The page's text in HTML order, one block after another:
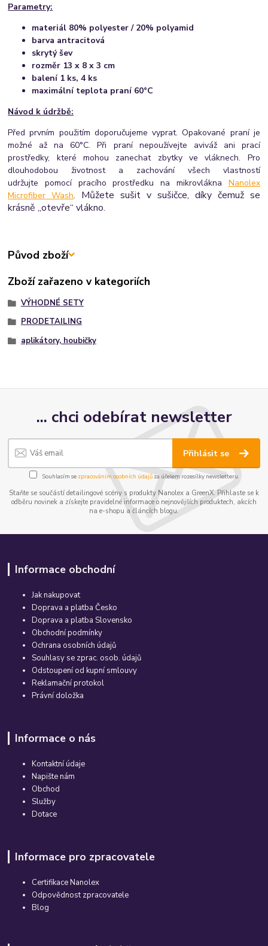
Parametry:
materiál 80% polyester / 20% polyamid
barva antracitová
skrytý šev
rozměr 13 x 8 x 3 cm
balení 1 ks, 4 ks
maximální teplota praní 60°C
Návod k údržbě:
Před prvním použitím doporučujeme vyprat.Opakované praní je
možné až na 60°C.Při praní nepoužívejte aviváž ani prací
prostředky, které mohou zanechat zbytky ve vláknech. Pro
dlouhodobou životnost a zachování všech vlastností
udržujte pomocí pracího prostředku na mikrovlákna Nanolex
Microfiber Wash. Můžete sušit v sušičce, díky čemuž se
krásně „otevře“ vlákno.
Původ zboží
Zboží zařazeno v kategoriích
VÝHODNÉ SETY
PRODETAILING
aplikátory, houbičky
... chci odebírat newsletter
Přihlásit se
Souhlasím se zpracováním osobních údajůza účelem rozesílky newsletteru.
Staňte se součástí detailingové scény s produkty Nanolex a GreenX. Přihlaste se k
odběru novinek a získejte pravidelné informace o nejnovějších produktech, akcích
na e-shopu a článcích blogu.
Informace obchodní
Jak nakupovat
Doprava a platba Česko
Doprava a platba Slovensko
Obchodní podmínky
Ochrana osobních údajů
Souhlasy se zprac. osob. údajů
Odstoupení od kupní smlouvy
Reklamační protokol
Právní doložka
Informace o nás
Kontaktní údaje
Napište nám
Obchod
Služby
Dotace
Informace pro zpracovatele
Certifikace Nanolex
Odpovědnost zpracovatele
Blog